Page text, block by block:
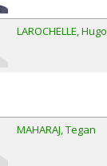
LAROCHELLE Hugo
MAHARAJ Tegan